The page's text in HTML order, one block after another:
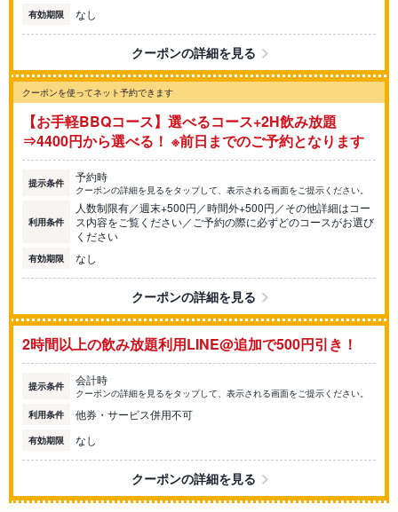
有効期限 なし
クーポンの詳細を見る
クーポンを使ってネット予約できます
【お手軽BBQコース】選べるコース+2H飲み放題
⇒4400円から選べる！ ※前日までのご予約となります
提示条件 予約時
クーポンの詳細を見るをタップして、表示される画面をご提示ください。
利用条件
人数制限有／週末+500円／時間外+500円／その他詳細はコー
ス内容をご覧ください／ご予約の際に必ずどのコースがお選び
ください
有効期限 なし
クーポンの詳細を見る
2時間以上の飲み放題利用LINE@追加で500円引き！
提示条件 会計時
クーポンの詳細を見るをタップして、表示される画面をご提示ください。
利用条件
他券・サービス併用不可
有効期限 なし
クーポンの詳細を見る